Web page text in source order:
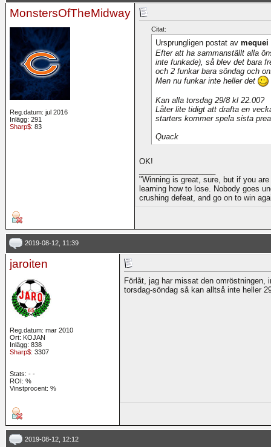
MonstersOfTheMidway
Reg.datum: jul 2016
Inlägg: 291
Sharp$: 83
Citat:
Ursprungligen postat av mequei
Efter att ha sammanställt alla
inte funkade), så blev det bara
och 2 funkar bara söndag och
Men nu funkar inte heller det
Kan alla torsdag 29/8 kl 22.00?
Låter lite tidigt att drafta en
starters kommer spela sista
Quack
OK!
"Winning is great, sure, but if you
learning how to lose. Nobody goes
crushing defeat, and go on to win
2019-08-12, 11:39
jaroiten
Reg.datum: mar 2010
Ort: KOJAN
Inlägg: 838
Sharp$: 3307
Stats: - -
ROI: %
Vinstprocent: %
Förlåt, jag har missat den
torsdag-söndag så kan alltså inte heller
2019-08-12, 12:12